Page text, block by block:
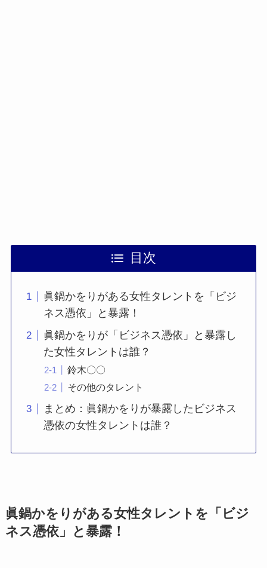
目次
眞鍋かをりがある女性タレントを「ビジ
ネス憑依」と暴露！
眞鍋かをりが「ビジネス憑依」と暴露し
た女性タレントは誰？
鈴木〇〇
その他のタレント
まとめ：眞鍋かをりが暴露したビジネス
憑依の女性タレントは誰？
眞鍋かをりがある女性タレントを「ビジ
ネス憑依」と暴露！